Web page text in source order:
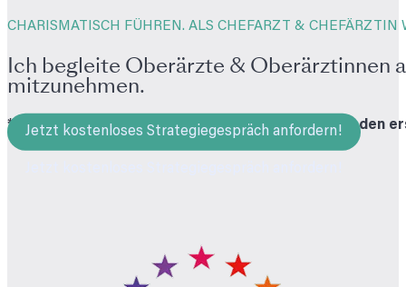
CHARISMATISCH FÜHREN. ALS CHEFARZT & CHEFÄRZTIN
Ich begleite Oberärzte & Oberärztinnen
mitzunehmen.
*** Ob in neuer Position, Gehaltsteigerung oder in den